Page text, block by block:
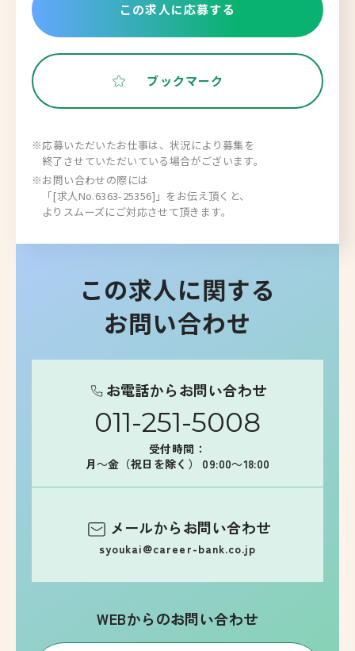
この求人に応募する
ブックマーク
※応募いただいたお仕事は、状況により募集を
終了させていただいている場合がございます。
※お問い合わせの際には
「[求人No.6363-25356]」をお伝え頂くと、
よりスムーズにご対応させて頂きます。
この求人に関する
お問い合わせ
お電話からお問い合わせ
011-251-5008
受付時間：
月～金（祝日を除く） 09:00～18:00
メールからお問い合わせ
syoukai@career-bank.co.jp
WEBからのお問い合わせ